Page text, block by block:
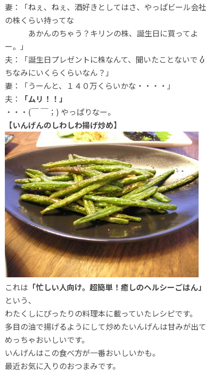
妻：「ねぇ、ねぇ、酒好きとしてはさ、やっぱビール会社
の株くらい持ってな
あかんのちゃう？キリンの株、誕生日に買ってよ
ー。」
夫：「誕生日プレゼントに株なんて、聞いたことないで
ちなみにいくらくらいなん？」
妻：「うーんと、１４０万くらいかな・・・・」
夫：
「ムリ！！」
・・・(￣ ￣；) やっぱりなー。
【いんげんのしわしわ揚げ炒め】
これは 「忙しい人向け。超簡単！癒しのヘルシーごはん」
という、
わたくしにぴったりの料理本に載っていたレシピです。
多目の油で揚げるようにして炒めたいんげんは甘みが出て
めっちゃおいしいです。
いんげんはこの食べ方が一番おいしいかも。
最近お気に入りのおつまみです。